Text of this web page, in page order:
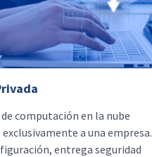
computación en la nube
exclusivamente a una empresa.
entrega seguridad